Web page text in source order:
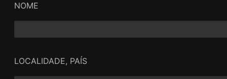
NOME
LOCALIDADE, PAÍS